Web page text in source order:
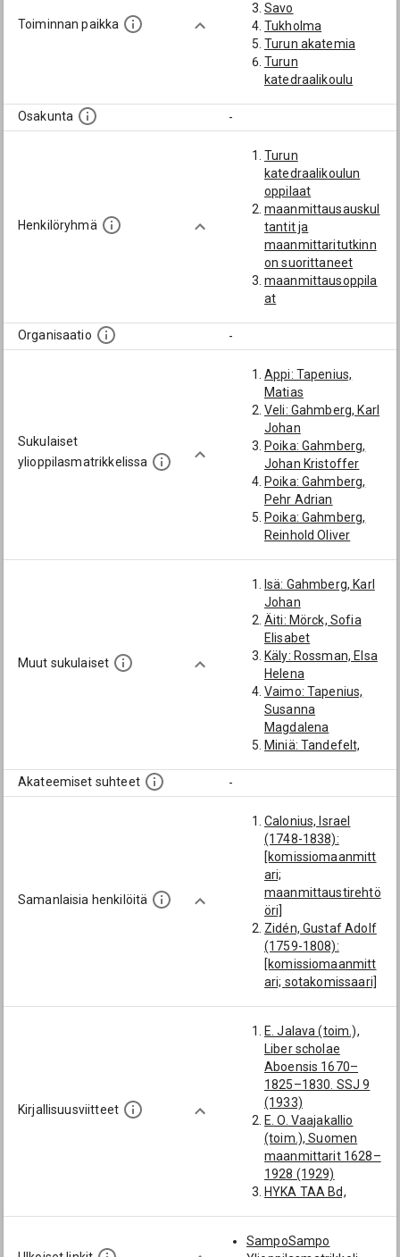
Toiminnan paikka
Savo
Tukholma
Turun akatemia
Turun
katedraalikoulu
Osakunta -
Henkilöryhmä
Turun
katedraalikoulun
oppilaat
maanmittausauskul
tantit ja
maanmittaritutkinn
on suorittaneet
maanmittausoppila
at
Organisaatio -
Sukulaiset
ylioppilasmatrikkelissa
Appi: Tapenius,
Matias
Veli: Gahmberg, Karl
Johan
Poika: Gahmberg,
Johan Kristoffer
Poika: Gahmberg,
Pehr Adrian
Poika: Gahmberg,
Reinhold Oliver
Frithiof
Muut sukulaiset
Isä: Gahmberg, Karl
Johan
Äiti: Mörck, Sofia
Elisabet
Käly: Rossman, Elsa
Helena
Vaimo: Tapenius,
Susanna
Magdalena
Miniä: Tandefelt,
Gustava Vilhelmina
Miniä: Molander,
Ulrika Adolfina
Miniä: Relander,
Charlotta Karolina
Akateemiset suhteet -
Samanlaisia henkilöitä
Calonius, Israel
(1748-1838):
[komissiomaanmitt
ari;
maanmittaustirehtö
öri]
Zidén, Gustaf Adolf
(1759-1808):
[komissiomaanmitt
ari; sotakomissaari]
1869):
[komissiomaanmitt
ari;
maanmittaustirehtö
öri]
Telén, Reinhold
Johan (1763-1828):
[komissiomaanmitt
ari;
maanmittaustirehtö
öri]
Fredrik (1758-1830):
Kirjallisuusviitteet
E. Jalava (toim.),
Liber scholae
Aboensis 1670–
1825–1830. SSJ 9
(1933)
E. O. Vaajakallio
(toim.), Suomen
maanmittarit 1628–
1928 (1929)
HYKA TAA Bd,
HYKA TAA Ef,
SampoSampo